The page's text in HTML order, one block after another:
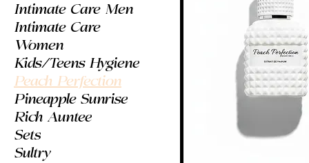
Intimate Care Men
Intimate Care
Women
Kids/Teens Hygiene
Peach Perfection
Pineapple Sunrise
Rich Auntee
Sets
Sultry